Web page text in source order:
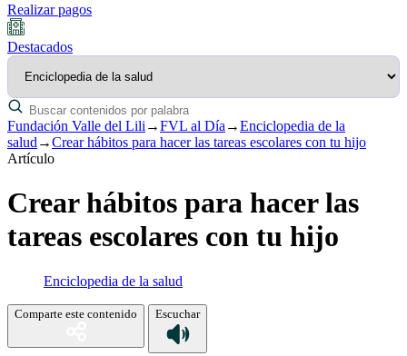
Realizar pagos
Destacados
Fundación Valle del Lili →FVL al Día →Enciclopedia de la
salud →Crear hábitos para hacer las tareas escolares con tu hijo
Artículo
Crear hábitos para hacer las
tareas escolares con tu hijo
Enciclopedia de la salud
Comparte este contenido Escuchar